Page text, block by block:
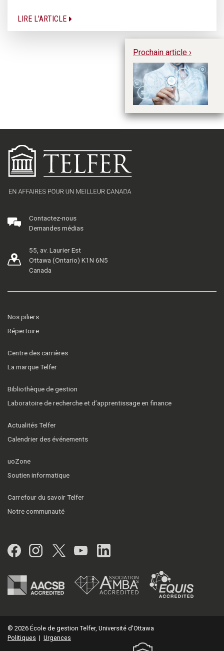
LIRE L'ARTICLE
Prochain article ›
Contactez-nous
Demandes médias
55, av. Laurier Est
Ottawa (Ontario) K1N 6N5
Canada
Nos piliers
Répertoire
Centre des carrières
La marque Telfer
Bibliothèque de gestion
Laboratoire de recherche et d’apprentissage en finance
Actualités Telfer
Calendrier des événements
uoZone
Soutien informatique
Carrefour du savoir Telfer
Notre communauté
Facebook
Instagram
Twitter
YouTubeLinkedIn
© 2026 École de gestion Telfer, Université d'Ottawa
Politiques | Urgences